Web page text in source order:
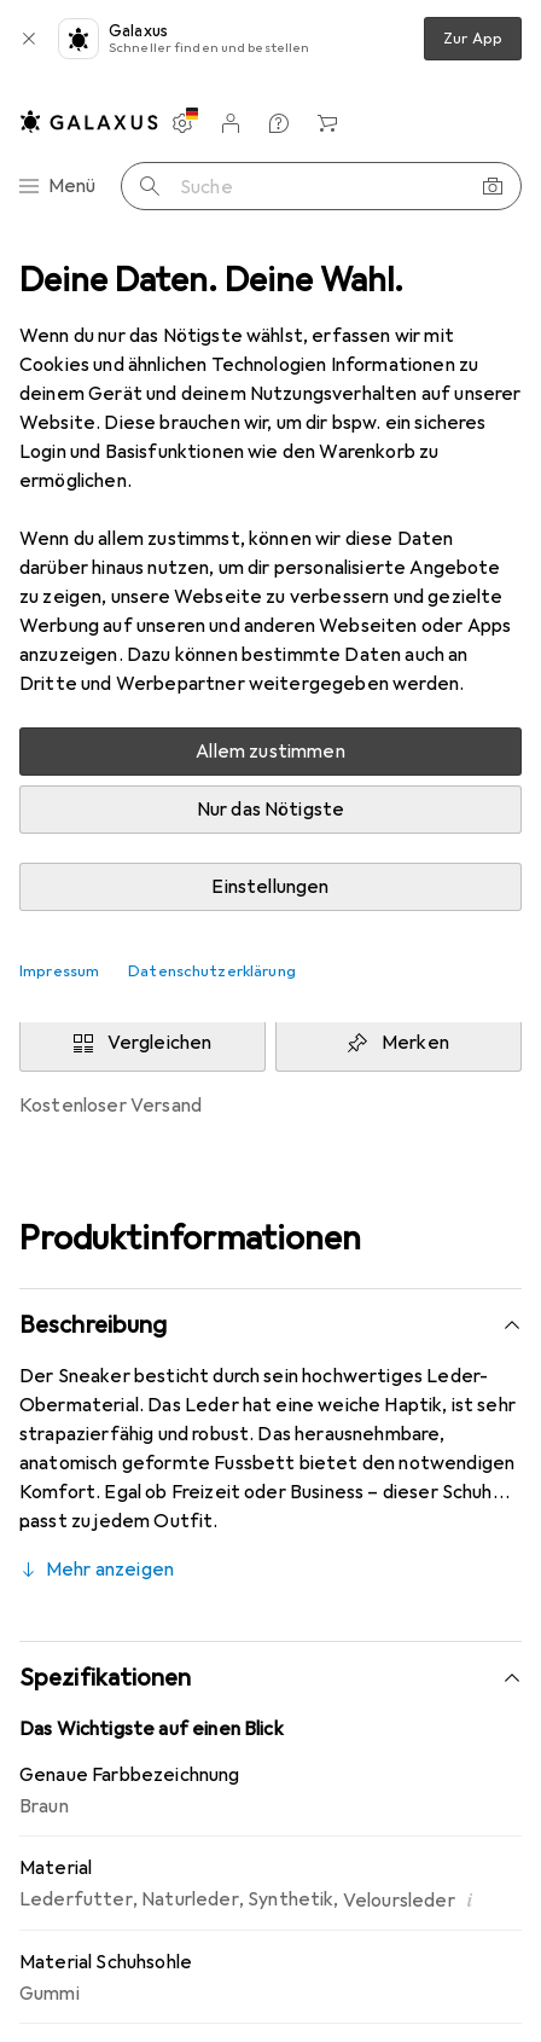
Deine Daten. Deine Wahl.
Wenn du nur das Nötigste wählst, erfassen wir mit
Cookies und ähnlichen Technologien Informationen zu
deinem Gerät und deinem Nutzungsverhalten auf unserer
Website. Diese brauchen wir, um dir bspw. ein sicheres
Login und Basisfunktionen wie den Warenkorb zu
ermöglichen.
Wenn du allem zustimmst, können wir diese Daten
darüber hinaus nutzen, um dir personalisierte Angebote
zu zeigen, unsere Webseite zu verbessern und gezielte
Werbung auf unseren und anderen Webseiten oder Apps
anzuzeigen. Dazu können bestimmte Daten auch an
Dritte und Werbepartner weitergegeben werden.
Allem zustimmen
Nur das Nötigste
Einstellungen
Impressum Datenschutzerklärung
Galaxus
Schneller finden und bestellen Zur App
Navigation nach Kategorien
Menü Suche
Einstellungen
Kundenkonto
Vergleichslisten
Merklisten
Warenkorb
Sandalen Birkenstock Bend Low Naturleder normal - 43534
8 Bilder
Birkenstock Bend Low Naturleder
normal - 43534
37
Preis in EUR inkl. MwSt.
EUR
130,62
Bewertungen Marke
Mehr von Birkenstock
Nur 3 Stück an Lager beim Drittanbieter
Lieferort angeben für genaue Lieferzeit
StockNet ConnectFR
In den Warenkorb
Vergleichen Merken
kostenloser Versand
Produktinformationen
Beschreibung
Der Sneaker besticht durch sein hochwertiges Leder-
Obermaterial. Das Leder hat eine weiche Haptik, ist sehr
strapazierfähig und robust. Das herausnehmbare,
anatomisch geformte Fussbett bietet den notwendigen
Komfort. Egal ob Freizeit oder Business – dieser Schuh
passt zu jedem Outfit.
Mehr anzeigen
Spezifikationen
Das Wichtigste auf einen Blick
Genaue Farbbezeichnung
Braun
Material
Lederfutter, Naturleder, Synthetik, Veloursleder i
Material Schuhsohle
Gummi